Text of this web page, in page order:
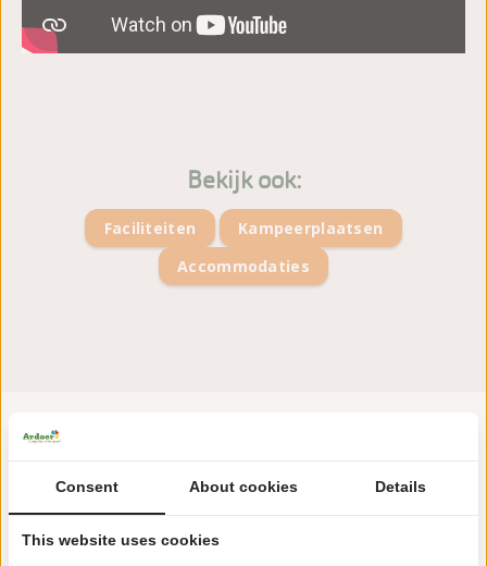
Bekijk ook:
Faciliteiten
Kampeerplaatsen
Accommodaties
Consent About cookies Details
This website uses cookies